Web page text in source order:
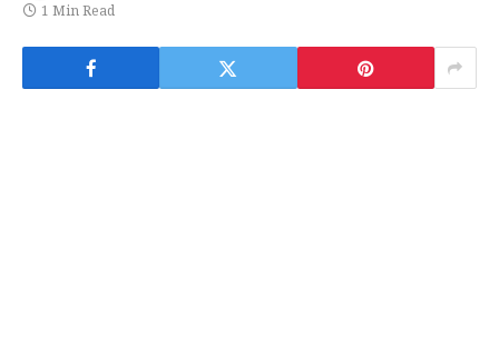
1 Min Read